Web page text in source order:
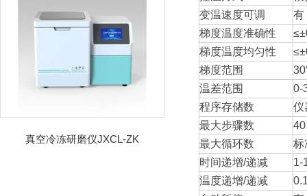
真空冷冻研磨仪JXCL-ZK
变温速度可调
有
梯度温度准确性
梯度温度均匀性
梯度范围
温差范围
0-
程序存储数
仪
最大步骤数
最大循环数
标
时间递增/递减
1-
温度递增/递减